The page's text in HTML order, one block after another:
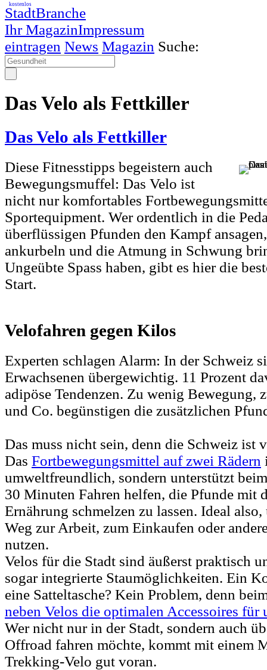
StadtBranche
Ihr MagazinImpressum
kostenlos
eintragen News Magazin Suche:
Das Velo als Fettkiller
Das Velo als Fettkiller
Diese Fitnesstipps begeistern auch
Bewegungsmuffel: Das Velo ist
nicht nur komfortables
Sportequipment. Wer ordentlich in die
überflüssigen Pfunden den Kampf
ankurbeln und die Atmung in Schwung
Ungeübte Spass haben, gibt es hier die
Start.
Velofahren gegen Kilos
Experten schlagen Alarm: In der Schweiz
Erwachsenen übergewichtig. 11 Prozent
adipöse Tendenzen. Zu wenig Bewegung,
und Co. begünstigen die zusätzlichen
Das muss nicht sein, denn die Schweiz ist
Das Fortbewegungsmittel auf zwei Rädern
umweltfreundlich, sondern unterstützt
30 Minuten Fahren helfen, die Pfunde mit
Ernährung schmelzen zu lassen. Ideal
Weg zur Arbeit, zum Einkaufen oder
nutzen.
Velos für die Stadt sind äußerst praktisch
sogar integrierte Staumöglichkeiten. Ein
eine Satteltasche? Kein Problem, denn
neben Velos die optimalen Accessoires für
Wer nicht nur in der Stadt, sondern auch
Offroad fahren möchte, kommt mit einem
Trekking-Velo gut voran.